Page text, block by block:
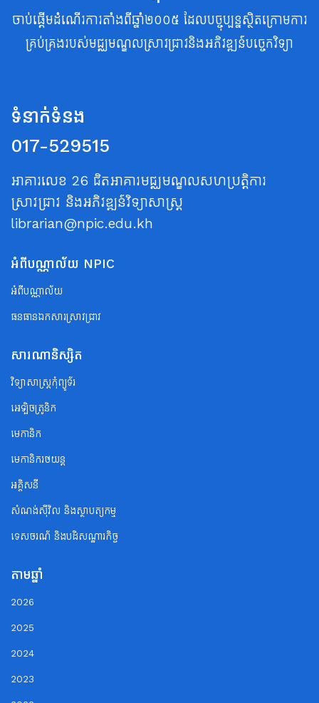
ចាប់ផ្តើមដំណើរការតាំងពីឆ្នាំ២០០៥ ដែលបច្ចុប្បន្នស្ថិតក្រោមការ
គ្រប់គ្រងរបស់មជ្ឈមណ្ឌលស្រាវជ្រាវនិងអភិវឌ្ឍន៍បច្ចេកវិទ្យា
ទំនាក់ទំនង
017-529515
អាគារលេខ 26 ជិតអាគារមជ្ឈមណ្ឌលសហប្រត្តិការ
ស្រាវជ្រាវ និងអភិវឌ្ឍន៍វិទ្យាសាស្ត្រ
librarian@npic.edu.kh
អំពីបណ្ណាល័យ NPIC
អំពីបណ្ណាល័យ
ធនធានឯកសារស្រាវជ្រាវ
សារណានិស្សិត
វិទ្យាសាស្ត្រកុំព្យូទ័រ
អេឡិចត្រូនិក
មេកានិក
មេកានិករថយន្ត
អគ្គិសនី
សំណង់ស៊ីវិល និងស្ថាបត្យកម្ម
ទេសចរណ័ និងបដិសណ្ឋារកិច្ច
តាមឆ្នាំ
2026
2025
2024
2023